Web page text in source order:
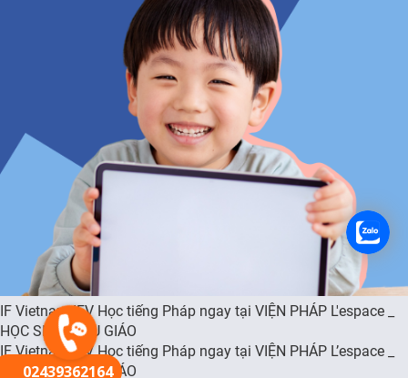
IF Vietnam IFV Học tiếng Pháp ngay tại VIỆN PHÁP L'espace _
HỌC SINH MẪU GIÁO
IF Vietnam IFV Học tiếng Pháp ngay tại VIỆN PHÁP L’espace _
HỌC SINH MẪU GIÁO
02439362164